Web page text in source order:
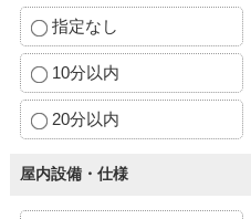
指定なし
10分以内
20分以内
屋内設備・仕様